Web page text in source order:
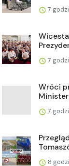
7
7
Wróci
Minister
7
8